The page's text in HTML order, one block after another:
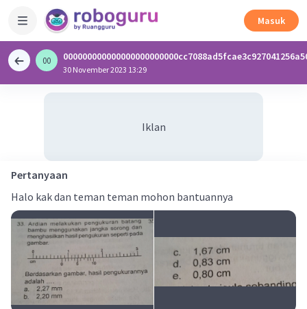
Masuk
00
0
30 November 2023 13:29
Iklan
Pertanyaan
Halo kak dan teman teman mohon bantuannya